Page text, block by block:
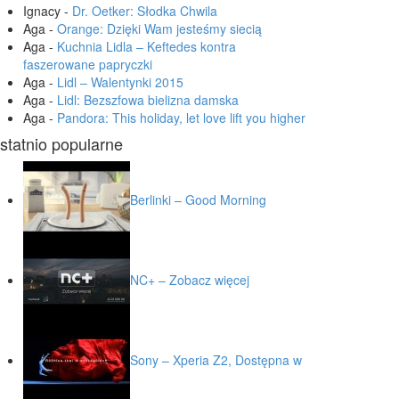
Ignacy - Dr. Oetker: Słodka Chwila
Aga - Orange: Dzięki Wam jesteśmy siecią
Aga - Kuchnia Lidla – Keftedes kontra
faszerowane papryczki
Aga - Lidl – Walentynki 2015
Aga - Lidl: Bezszfowa bielizna damska
Aga - Pandora: This holiday, let love lift you higher
popularne
Berlinki – Good Morning
NC+ – Zobacz więcej
Sony – Xperia Z2, Dostępna w